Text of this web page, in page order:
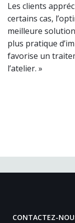
Les clients
certains cas,
meilleure
plus pratique
favorise un
l’atelier. »
CONTACTEZ-